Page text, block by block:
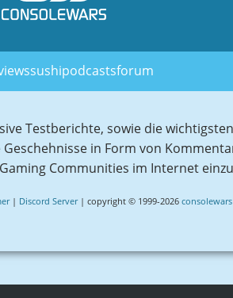
sushipodcastsforum
Testberichte, sowie die
in Form von
Communities im Internet
| Discord Server| copyright © 1999-2026